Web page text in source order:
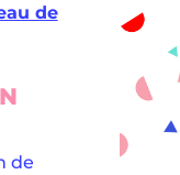
de
de